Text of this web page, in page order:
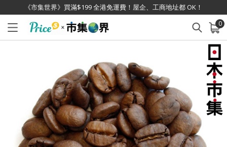
《市集世界》買滿$199 全港免運費！屋企、工商地址都 OK！
0
已加入購物車 查看